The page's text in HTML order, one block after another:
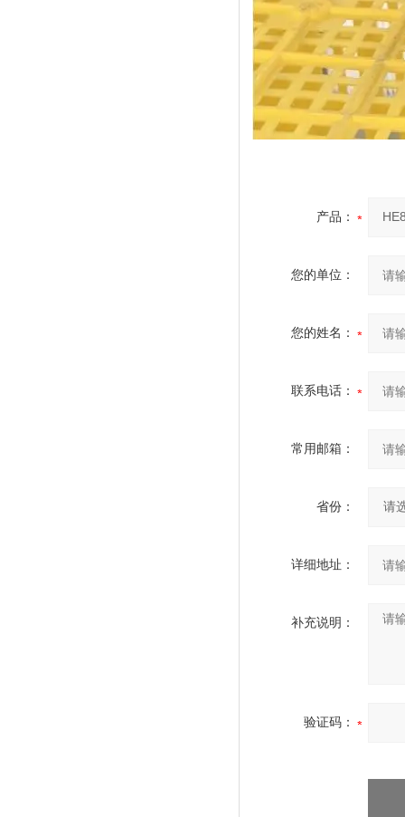
产品：
您的单位：
您的姓名：
联系电话：
常用邮箱：
省份：
详细地址：
补充说明：
验证码：